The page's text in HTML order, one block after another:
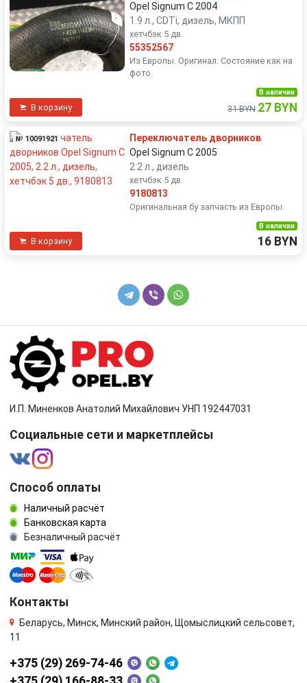
Opel Signum C 2004
1.9 л., CDTi, дизель, МКПП
хетчбэк 5 дв.
55352567
Из Европы. Оригинал. Состояние как на
фото.
В корзину
В наличии
31 BYN 27 BYN
№ 10091921
Переключатель дворников
Opel Signum C 2005
2.2 л., дизель
хетчбэк 5 дв.
9180813
Оригинальная бу запчасть из Европы.
В корзину
В наличии
16 BYN
И.П. Миненков Анатолий Михайлович УНП 192447031
Социальные сети и маркетплейсы
Способ оплаты
Наличный расчёт
Банковская карта
Безналичный расчёт
Контакты
Беларусь, Минск, Минский район, Щомыслицкий сельсовет,
11
+375 (29) 269-74-46